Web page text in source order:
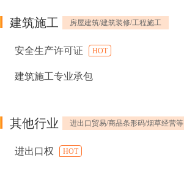
建筑施工 房屋建筑/建筑装修/工程施工
安全生产许可证 HOT
建筑施工专业承包
其他行业 进出口贸易/商品条形码/烟草经营等
进出口权 HOT